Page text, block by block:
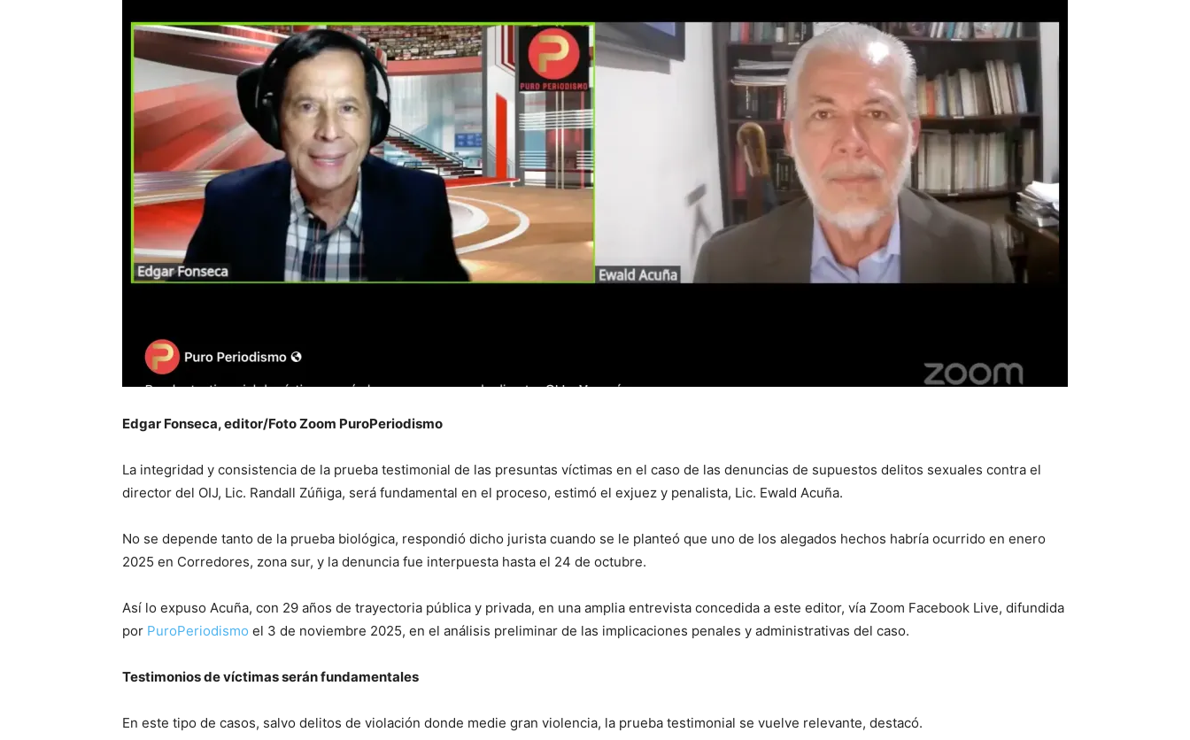
Edgar Fonseca, editor/Foto Zoom PuroPeriodismo
La integridad y consistencia de la prueba testimonial de las presuntas víctimas en el caso de las denuncias de supuestos delitos sexuales contra el
director del OIJ, Lic. Randall Zúñiga, será fundamental en el proceso, estimó el exjuez y penalista, Lic. Ewald Acuña.
No se depende tanto de la prueba biológica, respondió dicho jurista cuando se le planteó que uno de los alegados hechos habría ocurrido en enero
2025 en Corredores, zona sur, y la denuncia fue interpuesta hasta el 24 de octubre.
Así lo expuso Acuña, con 29 años de trayectoria pública y privada, en una amplia entrevista concedida a este editor, vía Zoom Facebook Live, difundida
por PuroPeriodismo el 3 de noviembre 2025, en el análisis preliminar de las implicaciones penales y administrativas del caso.
Testimonios de víctimas serán fundamentales
En este tipo de casos, salvo delitos de violación donde medie gran violencia, la prueba testimonial se vuelve relevante, destacó.